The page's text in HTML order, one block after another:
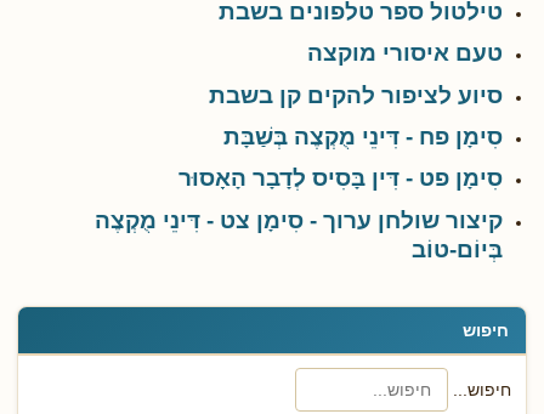
חיפוש
חיפוש...
טילטול ספר טלפונים בשבת
טעם איסורי מוקצה
סיוע לציפור להקים קן בשבת
סִימָן פח - דִּינֵי מֻקְצֶה בְּשַׁבָּת
סִימָן פט - דִּין בָּסִיס לְדָבָר הָאָסוּר
קיצור שולחן ערוך - סִימָן צט - דִּינֵי מֻקְצֶה
בְּיוֹם-טוֹב